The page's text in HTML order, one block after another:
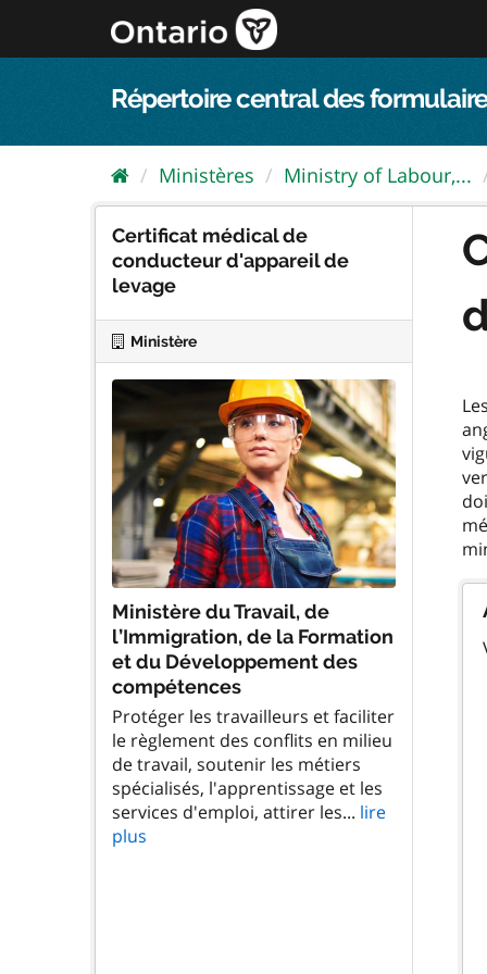
au
Répertoire central des
Ministères Ministry of Labour,...
Certificat médical de
conducteur d'appareil de
levage
Ministère
Ministère du Travail, de
l’Immigration, de la Formation
et du Développement des
compétences
Protéger les travailleurs et faciliter
le règlement des conflits en milieu
de travail, soutenir les métiers
spécialisés, l'apprentissage et les
services d'emploi, attirer les... lire
plus